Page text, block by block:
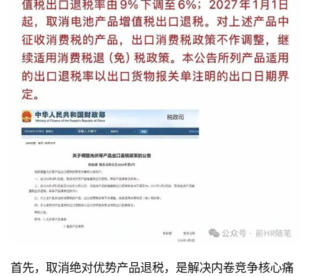
首先，取消绝对优势产品退税，是解决内卷竞争核心痛